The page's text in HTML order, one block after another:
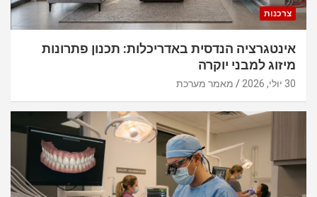
צרכנות
אינטגרציה הנדסית באדריכלות: תכנון פתרונות
מיזוג למבני יוקרה
30 יולי, 2026 מאמר מערכת